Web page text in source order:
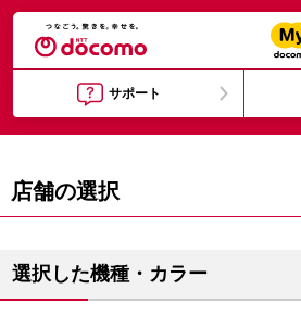
サポート
店舗の選択
選択した機種・カラー